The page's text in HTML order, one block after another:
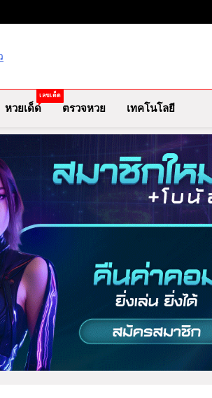
าว.com
ข่าวล่าสุด ข่าวบันเทิงเกาะกระแสดารา ข่
หวยเด็ด
เลขเด็ด
ตรวจหวย เทคโนโลยี